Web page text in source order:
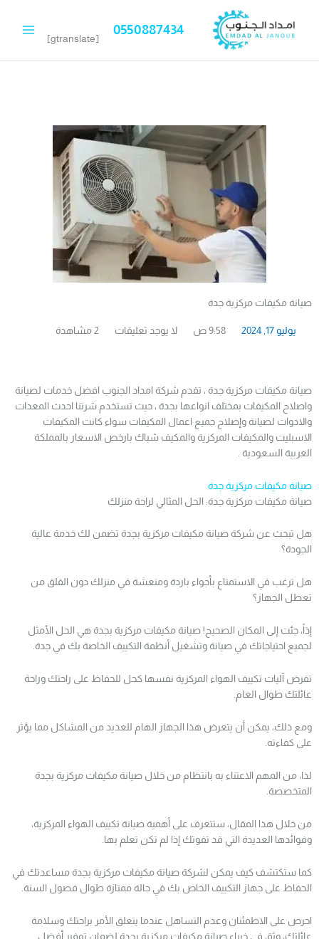
المحتوى
0550887434
[gtranslate]
صيانة مكيفات مركزية جدة
يوليو 17, 2024 9:58 ص لا يوجد تعليقات 2 مشاهدة
صيانة مكيفات مركزية جدة ، تقدم شركة امداد الجنوب افضل خدمات لصيانة
واصلاح المكيفات بمختلف انواعها بجدة ، حيث تستخدم شرتنا احدث المعدات
والادوات لصيانة وإصلاح جميع اعمال المكيفات سواء كانت المكيفات
الاسبليت والمكيفات المركزية والمكيف شباك بارخص الاسعار بالمملكة
العربية السعودية .
صيانة مكيفات مركزية جدة
صيانة مكيفات مركزية جدة: الحل المثالي لراحة منزلك
هل تبحث عن شركة صيانة مكيفات مركزية بجدة تضمن لك خدمة عالية
الجودة؟
هل ترغب في الاستمتاع بأجواء باردة ومنعشة في منزلك دون القلق من
تعطل الجهاز؟
إذاً، جئت إلى المكان الصحيح! صيانة مكيفات مركزية بجدة هي الحل الأمثل
لجميع احتياجاتك في صيانة وتشغيل أنظمة التكييف الخاصة بك في جدة.
تفرض آليات تكييف الهواء المركزية نفسها كحل للحفاظ على راحتك وراحة
عائلتك طوال العام.
ومع ذلك، يمكن أن يتعرض هذا الجهاز الهام للعديد من المشاكل مما يؤثر
على كفاءته.
لذا، من المهم الاعتناء به بانتظام من خلال صيانة مكيفات مركزية بجدة
المتخصصة.
من خلال هذا المقال، ستتعرف على أهمية صيانة تكييف الهواء المركزية،
وفوائدها العديدة التي قد تفوتك إذا لم تكن تعلم بها.
كما ستكتشف كيف يمكن لشركة صيانة مكيفات مركزية بجدة مساعدتك في
الحفاظ على جهاز التكييف الخاص بك في حالة ممتازة طوال فصول السنة.
احرص على الاطمئنان وعدم التساهل عندما يتعلق الأمر براحتك وسلامة
عائلتك، وثق في خبراء صيانة مكيفات مركزية بجدة لضمان توفير أفضل